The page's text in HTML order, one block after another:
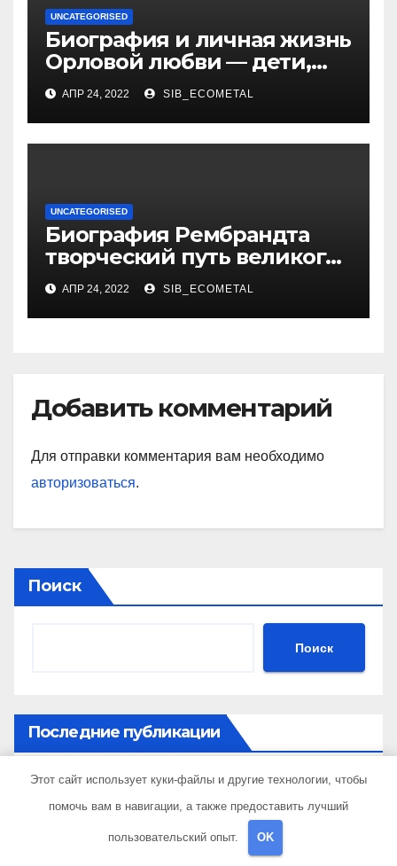
UNCATEGORISED
Биография и личная жизнь
Орловой любви — дети,
достижения, семейные
радости
АПР 24, 2022 SIB_ECOMETAL
UNCATEGORISED
Биография Рембрандта
творческий путь великого
художника
АПР 24, 2022 SIB_ECOMETAL
Добавить комментарий
Для отправки комментария вам необходимо
авторизоваться.
Поиск
Поиск
Последние публикации
Устройство и применение 3D автомобильных
ковриков
Основные этапы возведения гаража
Этот сайт использует куки-файлы и другие технологии, чтобы
помочь вам в навигации, а также предоставить лучший
пользовательский опыт. OK